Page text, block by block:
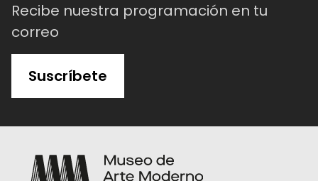
Recibe nuestra programación en tu
correo
Suscríbete